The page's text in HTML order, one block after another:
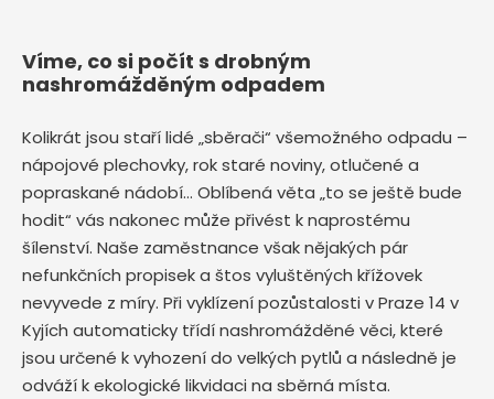
Víme, co si počít s drobným
nashromážděným odpadem
Kolikrát jsou staří lidé „sběrači“ všemožného odpadu –
nápojové plechovky, rok staré noviny, otlučené a
popraskané nádobí… Oblíbená věta „to se ještě bude
hodit“ vás nakonec může přivést k naprostému
šílenství. Naše zaměstnance však nějakých pár
nefunkčních propisek a štos vyluštěných křížovek
nevyvede z míry. Při vyklízení pozůstalosti v Praze 14 v
Kyjích automaticky třídí nashromážděné věci, které
jsou určené k vyhození do velkých pytlů a následně je
odváží k ekologické likvidaci na sběrná místa.